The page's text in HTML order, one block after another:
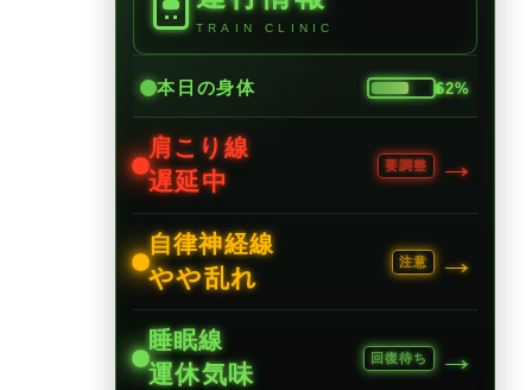
TRAIN CLINIC
本日の身体 62%
肩こり線
遅延中
要調整 →
自律神経線
やや乱れ
注意 →
睡眠線
運休気味
回復待ち →